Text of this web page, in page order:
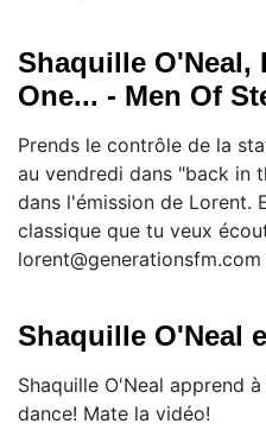
Shaquille O'Neal,
One... - Men Of
Prends le contrôle de la
au vendredi dans "back in
dans l'émission de Lorent.
classique que tu veux
lorent@generationsfm.com
Shaquille O'Neal
Shaquille O'Neal apprend
dance! Mate la vidéo!